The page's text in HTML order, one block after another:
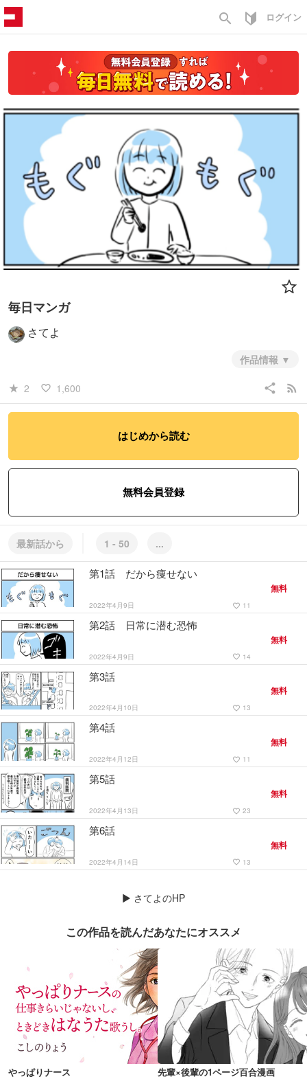
search ログイン
毎日マンガ
さてよ
作品情報
star_rate 2 favorite_border 1,600 share rss_feed
はじめから読む
無料会員登録
最新話から 1 - 50 ...
第1話 だから痩せない
2022年4月9日 favorite_border 11
無料
第2話 日常に潜む恐怖
2022年4月9日 favorite_border 14
無料
第3話
2022年4月10日 favorite_border 13
無料
第4話
2022年4月12日 favorite_border 11
無料
第5話
2022年4月13日 favorite_border 23
無料
第6話
2022年4月14日 favorite_border 13
無料
▶ さてよのHP
この作品を読んだあなたにオススメ
やっぱりナース 先輩×後輩の1ページ百合漫画